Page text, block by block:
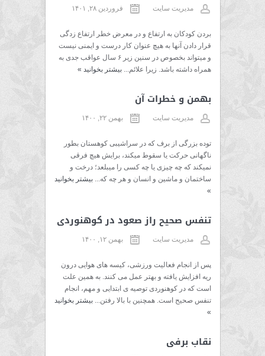
مدیریت سایت فروردین ۲۸, ۱۴۰۱
بردن کودکان به ارتفاع و در معرض خطر ارتفاع زدگی
قرار دادن آنها به هیچ عنوان کار درست و ایمنی نیست
و میتواند بخصوص در سنین زیر ۶ سال عواقب جدی به
همراه داشته باشد. زیرا علائم...بیشتر بخوانید »
بهمن و خطرات آن
مدیریت سایت بهمن ۲۲, ۱۴۰۰
توده بزرگی از برف که در سراشیبی کوهستان بطور
ناگهانی حرکت یا سقوط میکند، برایش هیچ فرقی
نمیکند که چه چیزی یا چه کسی را میبلعد؛ درخت و
ساختمان و ماشین و انسان و هر چه که...بیشتر بخوانید
»
تنفس صحیح راز صعود در کوهنوردی
مدیریت سایت بهمن ۱۲, ۱۴۰۰
پس از انجام فعالیت ورزشی، کیسه های هوایی درون
ریه افزایش یافته و بهتر عمل می کنند. به همین علت
است که در کوهنوردی توصیه ی ابتدایی و مهم، انجام
تنفس صحیح است. همچنین با بالا رفتن...بیشتر بخوانید
»
نقاب برفی